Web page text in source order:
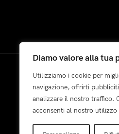
Diamo valore alla tua
Utilizziamo i cookie per
navigazione, offrirti
analizzare il nostro traffico.
acconsenti al nostro utilizzo
Pagamenti: